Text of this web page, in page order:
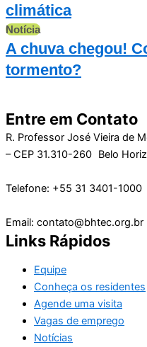
climática
Notícia
A chuva chegou!
tormento?
Entre em Contato
R. Professor José Vieira de
– CEP 31.310-260 Belo
Telefone: +55 31 3401-1000
Email: contato@bhtec.org.br
Links Rápidos
Equipe
Conheça os residentes
Agende uma visita
Vagas de emprego
Notícias